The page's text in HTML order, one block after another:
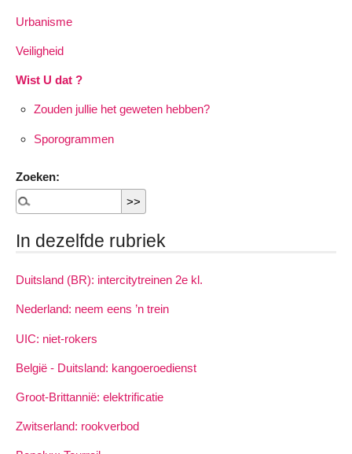
Urbanisme
Veiligheid
Wist U dat ?
Zouden jullie het geweten hebben?
Sporogrammen
Zoeken:
In dezelfde rubriek
Duitsland (BR): intercitytreinen 2e kl.
Nederland: neem eens ’n trein
UIC: niet-rokers
België - Duitsland: kangoeroedienst
Groot-Brittannië: elektrificatie
Zwitserland: rookverbod